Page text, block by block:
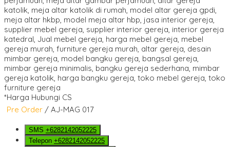
*Harga Hubungi CS
Pre Order / AJ-MAG 017
SMS +6282142052225
Telepon +6282142052225